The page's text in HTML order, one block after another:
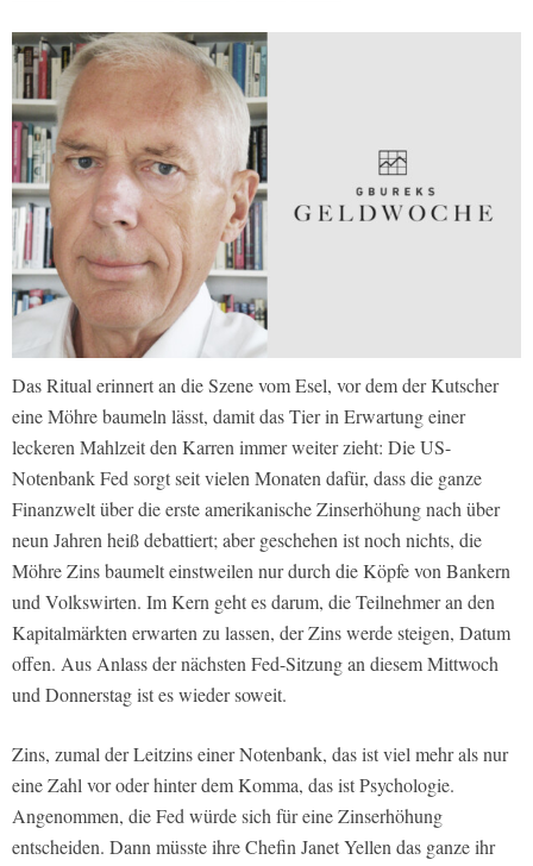
Das Ritual erinnert an die Szene vom Esel, vor dem der Kutscher
eine Möhre baumeln lässt, damit das Tier in Erwartung einer
leckeren Mahlzeit den Karren immer weiter zieht: Die US-
Notenbank Fed sorgt seit vielen Monaten dafür, dass die ganze
Finanzwelt über die erste amerikanische Zinserhöhung nach über
neun Jahren heiß debattiert; aber geschehen ist noch nichts, die
Möhre Zins baumelt einstweilen nur durch die Köpfe von Bankern
und Volkswirten. Im Kern geht es darum, die Teilnehmer an den
Kapitalmärkten erwarten zu lassen, der Zins werde steigen, Datum
offen. Aus Anlass der nächsten Fed-Sitzung an diesem Mittwoch
und Donnerstag ist es wieder soweit.
Zins, zumal der Leitzins einer Notenbank, das ist viel mehr als nur
eine Zahl vor oder hinter dem Komma, das ist Psychologie.
Angenommen, die Fed würde sich für eine Zinserhöhung
entscheiden. Dann müsste ihre Chefin Janet Yellen das ganze ihr